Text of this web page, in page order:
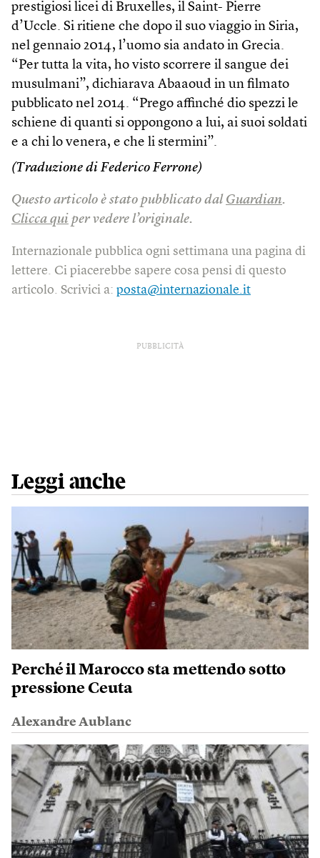
prestigiosi licei di Bruxelles, il Saint- Pierre
d’Uccle. Si ritiene che dopo il suo viaggio in Siria,
nel gennaio 2014, l’uomo sia andato in Grecia.
“Per tutta la vita, ho visto scorrere il sangue dei
musulmani”, dichiarava Abaaoud in un filmato
pubblicato nel 2014. “Prego affinché dio spezzi le
schiene di quanti si oppongono a lui, ai suoi soldati
e a chi lo venera, e che li stermini”.
(Traduzione di Federico Ferrone)
Questo articolo è stato pubblicato dal Guardian.
Clicca qui per vedere l’originale.
Internazionale pubblica ogni settimana una pagina di
lettere. Ci piacerebbe sapere cosa pensi di questo
articolo. Scrivici a: posta@internazionale.it
PUBBLICITÀ
Leggi anche
Perché il Marocco sta mettendo sotto
pressione Ceuta
Alexandre Aublanc